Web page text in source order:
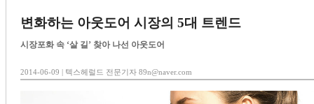
변화하는 아웃도어 시장의 5대 트렌드
시장포화 속 ‘살 길’ 찾아 나선 아웃도어
2014-06-09 | 텍스헤럴드 전문기자 89n@naver.com